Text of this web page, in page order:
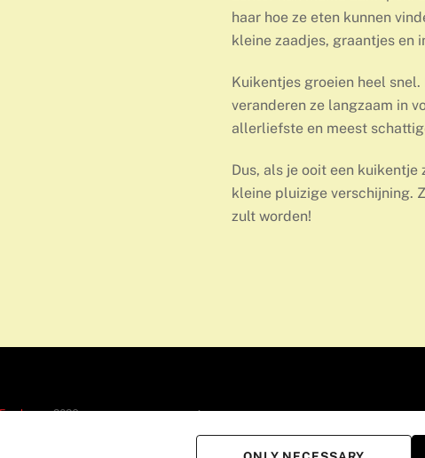
haar hoe ze eten kunnen
kleine zaadjes, graantjes en
Kuikentjes groeien heel
veranderen ze langzaam in
allerliefste en meest
Dus, als je ooit een
kleine pluizige verschijning.
zult worden!
Back
To
house2026
Druk en web HeuvellandWebdesign-